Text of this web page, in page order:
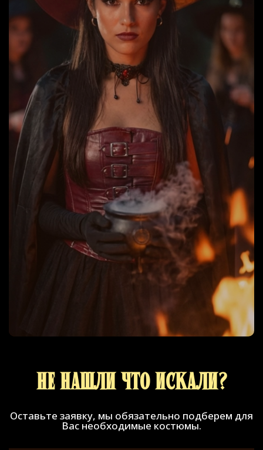
Не нашли что искали?
Оставьте заявку, мы обязательно подберем для
Вас необходимые костюмы.